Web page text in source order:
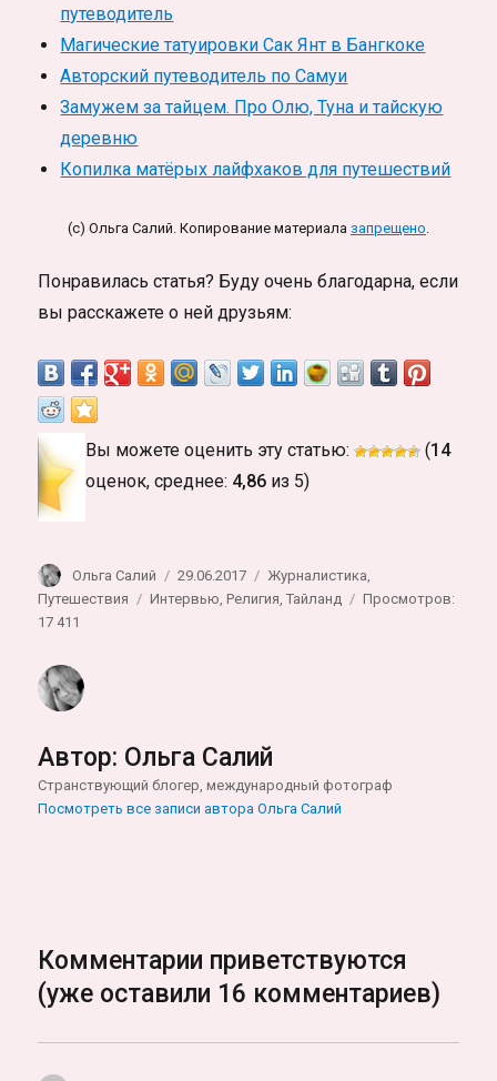
путеводитель
Магические татуировки Сак Янт в Бангкоке
Авторский путеводитель по Самуи
Замужем за тайцем. Про Олю, Туна и тайскую
деревню
Копилка матёрых лайфхаков для путешествий
(c) Ольга Салий. Копирование материала запрещено.
Понравилась статья? Буду очень благодарна, если
вы расскажете о ней друзьям:
Вы можете оценить эту статью: (14
оценок, среднее: 4,86 из 5)
Автор
Ольга Салий Опубликовано
29.06.2017 Рубрики
Журналистика
Путешествия
Метки
Интервью ,Религия ,Тайланд
Просмотров:
17 411
Автор: Ольга Салий
Странствующий блогер, международный фотограф
Посмотреть все записи автора Ольга Салий
Комментарии приветствуются
(уже оставили 16 комментариев)